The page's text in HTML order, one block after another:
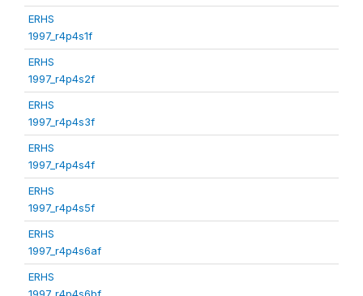
ERHS
1997_r4p4s1f
ERHS
1997_r4p4s2f
ERHS
1997_r4p4s3f
ERHS
1997_r4p4s4f
ERHS
1997_r4p4s5f
ERHS
1997_r4p4s6af
ERHS
1997_r4p4s6bf